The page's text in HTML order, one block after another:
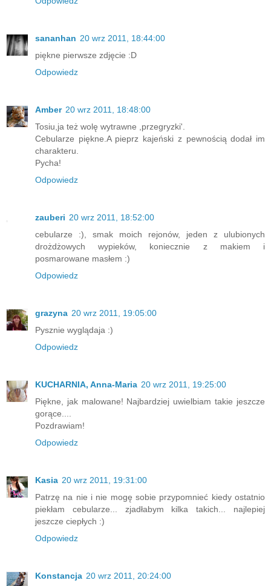
sananhan 20 wrz 2011, 18:44:00
piękne pierwsze zdjęcie :D
Odpowiedz
Amber 20 wrz 2011, 18:48:00
Tosiu,ja też wolę wytrawne ,przegryzki'.
Cebularze piękne.A pieprz kajeński z pewnością dodał im
charakteru.
Pycha!
Odpowiedz
zauberi 20 wrz 2011, 18:52:00
cebularze :), smak moich rejonów, jeden z ulubionych
drożdżowych wypieków, koniecznie z makiem i
posmarowane masłem :)
Odpowiedz
grazyna 20 wrz 2011, 19:05:00
Pysznie wyglądaja :)
Odpowiedz
KUCHARNIA, Anna-Maria 20 wrz 2011, 19:25:00
Piękne, jak malowane! Najbardziej uwielbiam takie jeszcze
gorące....
Pozdrawiam!
Odpowiedz
Kasia 20 wrz 2011, 19:31:00
Patrzę na nie i nie mogę sobie przypomnieć kiedy ostatnio
piekłam cebularze... zjadłabym kilka takich... najlepiej
jeszcze ciepłych :)
Odpowiedz
Konstancja 20 wrz 2011, 20:24:00